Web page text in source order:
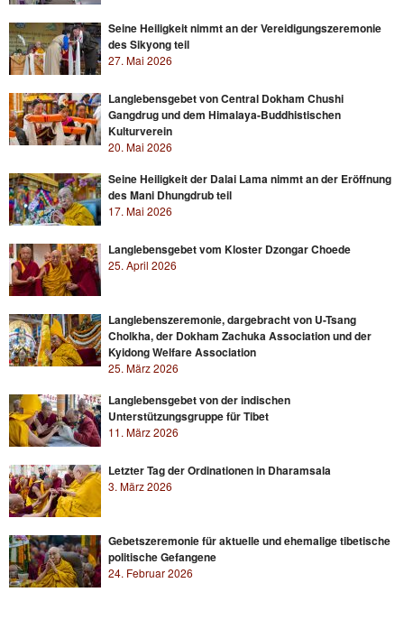
Seine Heiligkeit nimmt an der Vereidigungszeremonie
des Sikyong teil
27. Mai 2026
Langlebensgebet von Central Dokham Chushi
Gangdrug und dem Himalaya-Buddhistischen
Kulturverein
20. Mai 2026
Seine Heiligkeit der Dalai Lama nimmt an der Eröffnung
des Mani Dhungdrub teil
17. Mai 2026
Langlebensgebet vom Kloster Dzongar Choede
25. April 2026
Langlebenszeremonie, dargebracht von U-Tsang
Cholkha, der Dokham Zachuka Association und der
Kyidong Welfare Association
25. März 2026
Langlebensgebet von der indischen
Unterstützungsgruppe für Tibet
11. März 2026
Letzter Tag der Ordinationen in Dharamsala
3. März 2026
Gebetszeremonie für aktuelle und ehemalige tibetische
politische Gefangene
24. Februar 2026